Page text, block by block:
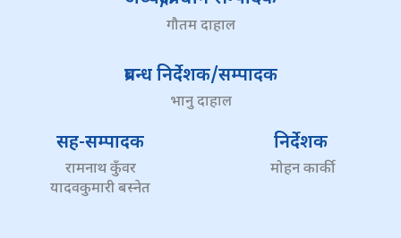
गौतम दाहाल
प्रबन्ध निर्देशक/सम्पादक
भानु दाहाल
सह-सम्पादक
रामनाथ कुँवर
यादवकुमारी बस्नेत
निर्देशक
मोहन कार्की